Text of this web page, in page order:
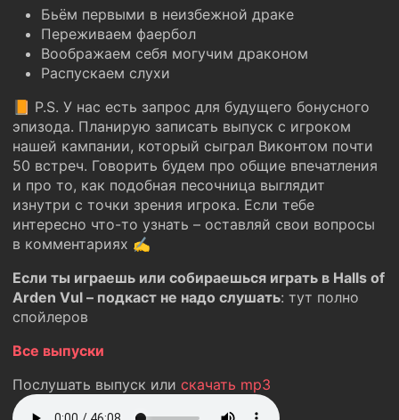
Бьём первыми в неизбежной драке
Переживаем фаербол
Воображаем себя могучим драконом
Распускаем слухи
📙 P.S. У нас есть запрос для будущего бонусного
эпизода. Планирую записать выпуск с игроком
нашей кампании, который сыграл Виконтом почти
50 встреч. Говорить будем про общие впечатления
и про то, как подобная песочница выглядит
изнутри с точки зрения игрока. Если тебе
интересно что-то узнать – оставляй свои вопросы
в комментариях ✍️
Если ты играешь или собираешься играть в Halls of
Arden Vul – подкаст не надо слушать: тут полно
спойлеров
Все выпуски
Послушать выпуск или скачать mp3